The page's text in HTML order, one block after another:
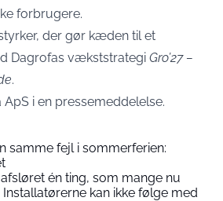
forbrugere.
der gør kæden til et
Dagrofas vækststrategi Gro’27 –
.
ApS i en pressemeddelelse.
samme fejl i sommerferien:
én ting, som mange nu
kan ikke følge med